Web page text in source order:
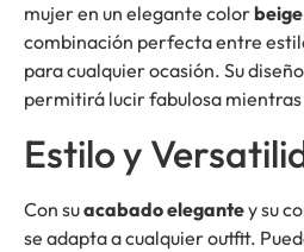
mujer en un elegante colorbeige
combinación perfecta entre
para cualquier ocasión. Su
permitirá lucir fabulosa
Estilo y
Con suacabado elegantey su
se adapta a cualquier outfit.